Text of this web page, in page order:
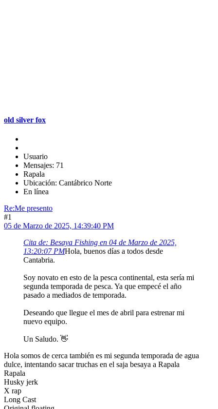
old silver fox
Usuario
Mensajes: 71
Rapala
Ubicación: Cantábrico Norte
En línea
Re:Me presento
#1
05 de Marzo de 2025, 14:39:40 PM
Cita de: Besaya Fishing en 04 de Marzo de 2025,
13:20:07 PMHola, buenos días a todos desde
Cantabria.
Soy novato en esto de la pesca continental, esta sería mi
segunda temporada de pesca. Ya que empecé el año
pasado a mediados de temporada.
Deseando que llegue el mes de abril para estrenar mi
nuevo equipo.
Un Saludo. 👋
Hola somos de cerca también es mi segunda temporada de agua
dulce, intentando sacar truchas en el saja besaya a Rapala
Rapala
Husky jerk
X rap
Long Cast